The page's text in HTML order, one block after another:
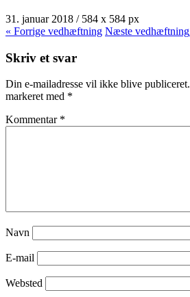
31. januar 2018 / 584 x 584 px
« Forrige vedhæftning Næste vedhæftning
Skriv et svar
Din e-mailadresse vil ikke blive publiceret.
markeret med *
Kommentar *
Navn
E-mail
Websted